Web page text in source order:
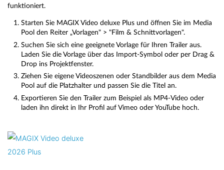
funktioniert.
Starten Sie MAGIX Video deluxe Plus und öffnen Sie im Media
Pool den Reiter „Vorlagen" > "Film & Schnittvorlagen".
Suchen Sie sich eine geeignete Vorlage für Ihren Trailer aus.
Laden Sie die Vorlage über das Import-Symbol oder per Drag &
Drop ins Projektfenster.
Ziehen Sie eigene Videoszenen oder Standbilder aus dem Media
Pool auf die Platzhalter und passen Sie die Titel an.
Exportieren Sie den Trailer zum Beispiel als MP4-Video oder
laden ihn direkt in Ihr Profil auf Vimeo oder YouTube hoch.